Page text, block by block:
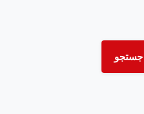
جستجو